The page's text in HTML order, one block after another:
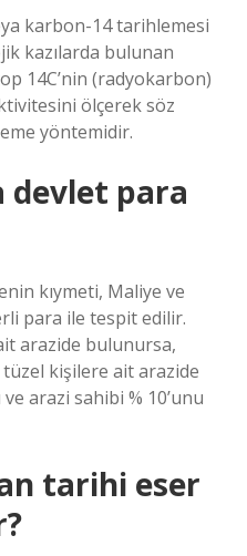
karbon-14 tarihlemesi
kazılarda bulunan
14C’nin (radyokarbon)
ölçerek söz
yöntemidir.
devlet para
kıymeti, Maliye ve
para ile tespit edilir.
arazide bulunursa,
tüzel kişilere ait arazide
ve arazi sahibi % 10’unu
tarihi eser